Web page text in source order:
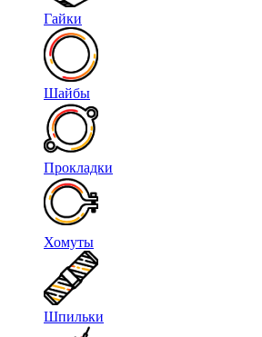
Гайки
Шайбы
Прокладки
Хомуты
Шпильки